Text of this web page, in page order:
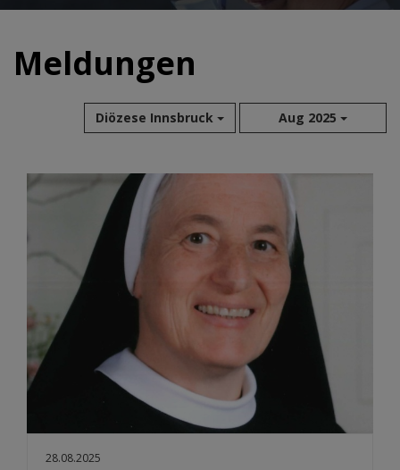
Meldungen
Diözese Innsbruck Aug 2025
Aug 2026
Jun 2026
Mai 2026
Apr 2026
Mär 2026
Feb 2026
Jan 2026
Sep 2025
28.08.2025